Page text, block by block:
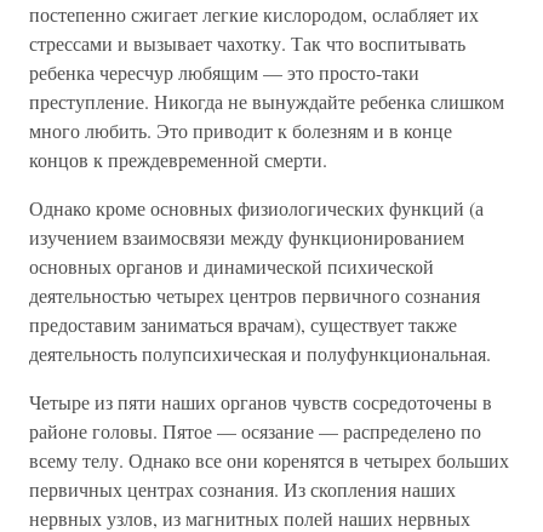
постепенно сжигает легкие кислородом, ослабляет их
стрессами и вызывает чахотку. Так что воспитывать
ребенка чересчур любящим — это просто-таки
преступление. Никогда не вынуждайте ребенка слишком
много любить. Это приводит к болезням и в конце
концов к преждевременной смерти.
Однако кроме основных физиологических функций (а
изучением взаимосвязи между функционированием
основных органов и динамической психической
деятельностью четырех центров первичного сознания
предоставим заниматься врачам), существует также
деятельность полупсихическая и полуфункциональная.
Четыре из пяти наших органов чувств сосредоточены в
районе головы. Пятое — осязание — распределено по
всему телу. Однако все они коренятся в четырех больших
первичных центрах сознания. Из скопления наших
нервных узлов, из магнитных полей наших нервных